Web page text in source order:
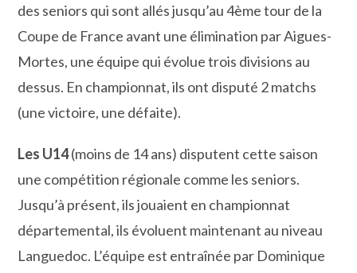
des seniors qui sont allés jusqu’au 4ème tour de la
Coupe de France avant une élimination par Aigues-
Mortes, une équipe qui évolue trois divisions au
dessus. En championnat, ils ont disputé 2 matchs
(une victoire, une défaite).
Les U14(moins de 14 ans) disputent cette saison
une compétition régionale comme les seniors.
Jusqu’à présent, ils jouaient en championnat
départemental, ils évoluent maintenant au niveau
Languedoc. L’équipe est entraînée par Dominique